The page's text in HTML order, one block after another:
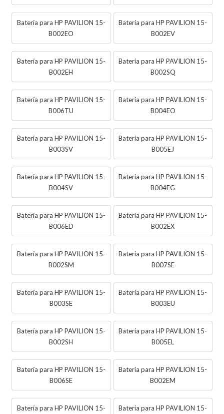
Batería para HP PAVILION 15-
B002EO
Batería para HP PAVILION 15-
B002EV
Batería para HP PAVILION 15-
B002EH
Batería para HP PAVILION 15-
B002SQ
Batería para HP PAVILION 15-
B006TU
Batería para HP PAVILION 15-
B004EO
Batería para HP PAVILION 15-
B003SV
Batería para HP PAVILION 15-
B005EJ
Batería para HP PAVILION 15-
B004SV
Batería para HP PAVILION 15-
B004EG
Batería para HP PAVILION 15-
B006ED
Batería para HP PAVILION 15-
B002EX
Batería para HP PAVILION 15-
B002SM
Batería para HP PAVILION 15-
B007SE
Batería para HP PAVILION 15-
B003SE
Batería para HP PAVILION 15-
B003EU
Batería para HP PAVILION 15-
B002SH
Batería para HP PAVILION 15-
B005EL
Batería para HP PAVILION 15-
B006SE
Batería para HP PAVILION 15-
B002EM
Batería para HP PAVILION 15-
Batería para HP PAVILION 15-